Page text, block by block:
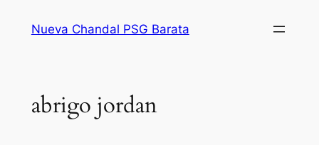
Nueva Chandal PSG Barata
abrigo jordan